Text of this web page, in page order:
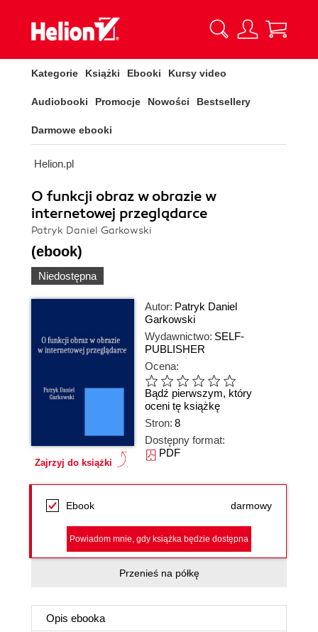
Kategorie Książki Ebooki Kursy video
Audiobooki Promocje Nowości Bestsellery
Darmowe ebooki
Helion.pl
O funkcji obraz w obrazie w
internetowej przeglądarce
Patryk Daniel Garkowski
(ebook)
Niedostępna
Zajrzyj do książki
Autor: Patryk Daniel
Garkowski
Wydawnictwo: SELF-
PUBLISHER
Ocena:
Bądź pierwszym, który
oceni tę książkę
Stron: 8
Dostępny format:
PDF
Ebook darmowy
Powiadom mnie, gdy książka będzie dostępna
Przenieś na półkę
Opis ebooka